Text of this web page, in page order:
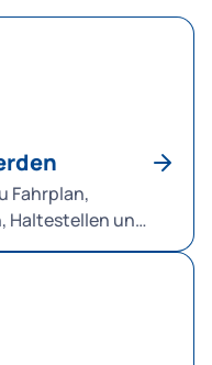
Fahrplan,
Haltestellen und